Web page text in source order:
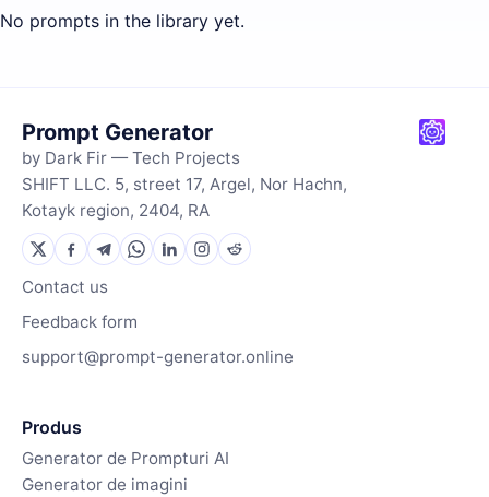
No prompts in the library yet.
Prompt Generator
by Dark Fir — Tech Projects
SHIFT LLC. 5, street 17, Argel, Nor Hachn,
Kotayk region, 2404, RA
Contact us
Feedback form
support@prompt-generator.online
Produs
Generator de Prompturi AI
Generator de imagini